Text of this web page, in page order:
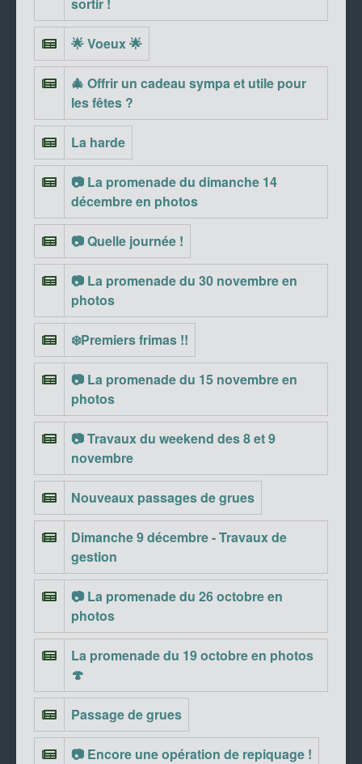
🌟 Voeux 🌟
🎄 Offrir un cadeau sympa et utile pour
les fêtes ?
La harde
📷 La promenade du dimanche 14
décembre en photos
📷 Quelle journée !
📷 La promenade du 30 novembre en
photos
❄️Premiers frimas !!
📷 La promenade du 15 novembre en
photos
📷 Travaux du weekend des 8 et 9
novembre
Nouveaux passages de grues
Dimanche 9 décembre - Travaux de
gestion
📷 La promenade du 26 octobre en
photos
La promenade du 19 octobre en photos
🍄
Passage de grues
📷 Encore une opération de repiquage !